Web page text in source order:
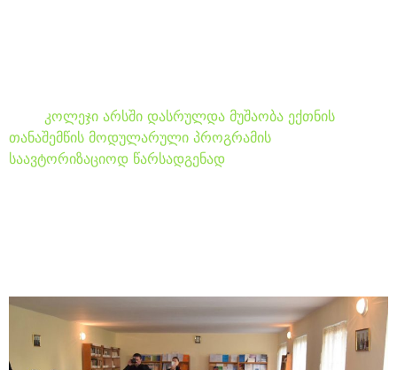
კოლეჯი არსში დასრულდა მუშაობა ექთნის
თანაშემწის მოდულარული პროგრამის
საავტორიზაციოდ წარსადგენად